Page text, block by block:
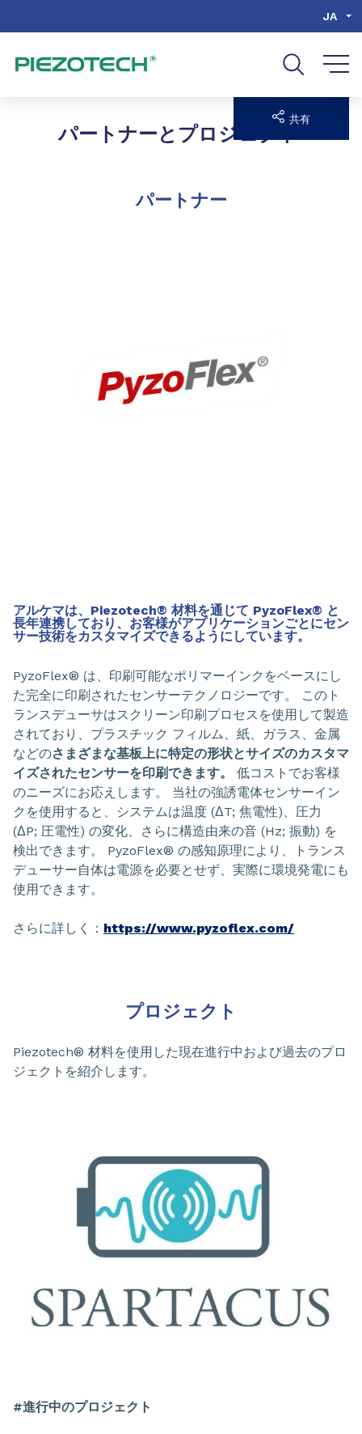
JA
パートナーとプロジェクト
共有
パートナー
アルケマは、Piezotech® 材料を通じて PyzoFlex® と
長年連携しており、お客様がアプリケーションごとにセン
サー技術をカスタマイズできるようにしています。
PyzoFlex® は、印刷可能なポリマーインクをベースにし
た完全に印刷されたセンサーテクノロジーです。 このト
ランスデューサはスクリーン印刷プロセスを使用して製造
されており、プラスチック フィルム、紙、ガラス、金属
などのさまざまな基板上に特定の形状とサイズのカスタマ
イズされたセンサーを印刷できます。
低コストでお客様
のニーズにお応えします。 当社の強誘電体センサーイン
クを使用すると、システムは温度 (ΔT; 焦電性)、圧力
(ΔP; 圧電性) の変化、さらに構造由来の音 (Hz; 振動) を
検出できます。 PyzoFlex® の感知原理により、トランス
デューサー自体は電源を必要とせず、実際に環境発電にも
使用できます。
さらに詳しく： https://www.pyzoflex.com/
プロジェクト
Piezotech® 材料を使用した現在進行中および過去のプロ
ジェクトを紹介します。
#進行中のプロジェクト